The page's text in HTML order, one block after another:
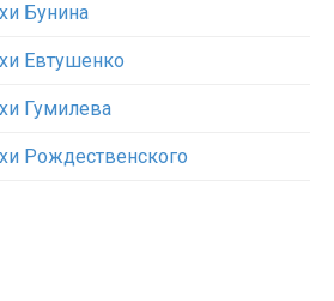
Бунина
Евтушенко
Гумилева
Рождественского